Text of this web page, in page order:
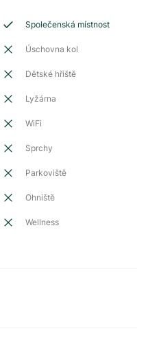
Společenská místnost
Úschovna kol
Dětské hřiště
Lyžárna
WiFi
Sprchy
Parkoviště
Ohniště
Wellness